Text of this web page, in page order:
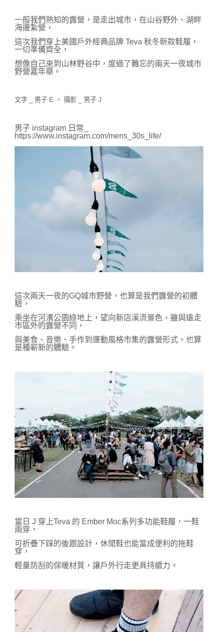
一般我們熟知的露營，是走出城市，在山谷野外、湖畔
海邊紮營，
這次我們穿上美國戶外經典品牌 Teva 秋冬新款鞋履，
一切準備齊全，
想像自己來到山林野谷中，度過了難忘的兩天一夜城市
野營嘉年華。
文字 _ 男子 E 。 攝影 _ 男子 J
https://www.instagram.com/mens_30s_life/
這次兩天一夜的GQ城市野營，也算是我們露營的初體
驗，
乘坐在河濱公園綠地上，望向新店溪流景色， 雖與遠走
市區外的露營不同，
與美食、音樂、手作到運動風格市集的露營形式， 也算
是種嶄新的體驗。
當日 J 穿上Teva 的 Ember Moc系列多功能鞋履，一鞋
兩穿，
可折疊下踩的後跟設計，休閒鞋也能當成便利的拖鞋
穿，
輕量防刮的保暖材質，讓戶外行走更具持續力。